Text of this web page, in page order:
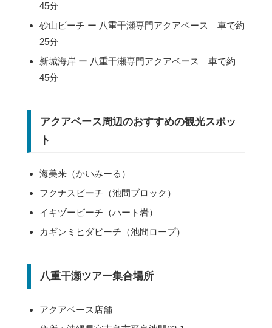
45分
砂山ビーチ ー 八重干瀬専門アクアベース 車で約
25分
新城海岸 ー 八重干瀬専門アクアベース 車で約
45分
アクアベース周辺のおすすめの観光スポッ
ト
海美来（かいみーる）
フクナスビーチ（池間ブロック）
イキヅービーチ（ハート岩）
カギンミヒダビーチ（池間ロープ）
八重干瀬ツアー集合場所
アクアベース店舗